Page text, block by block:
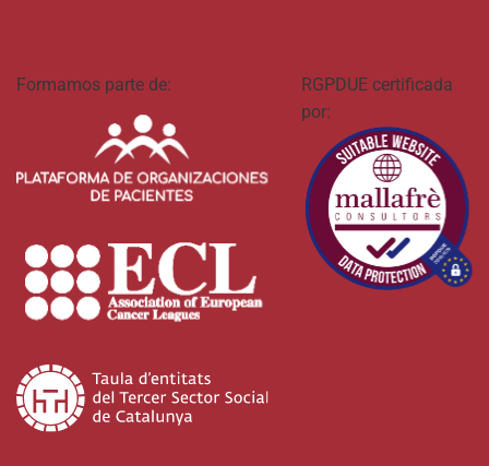
Formamos parte de:
RGPDUE certificada
por: